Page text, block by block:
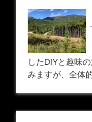
したDIYと趣味
みますが、全体